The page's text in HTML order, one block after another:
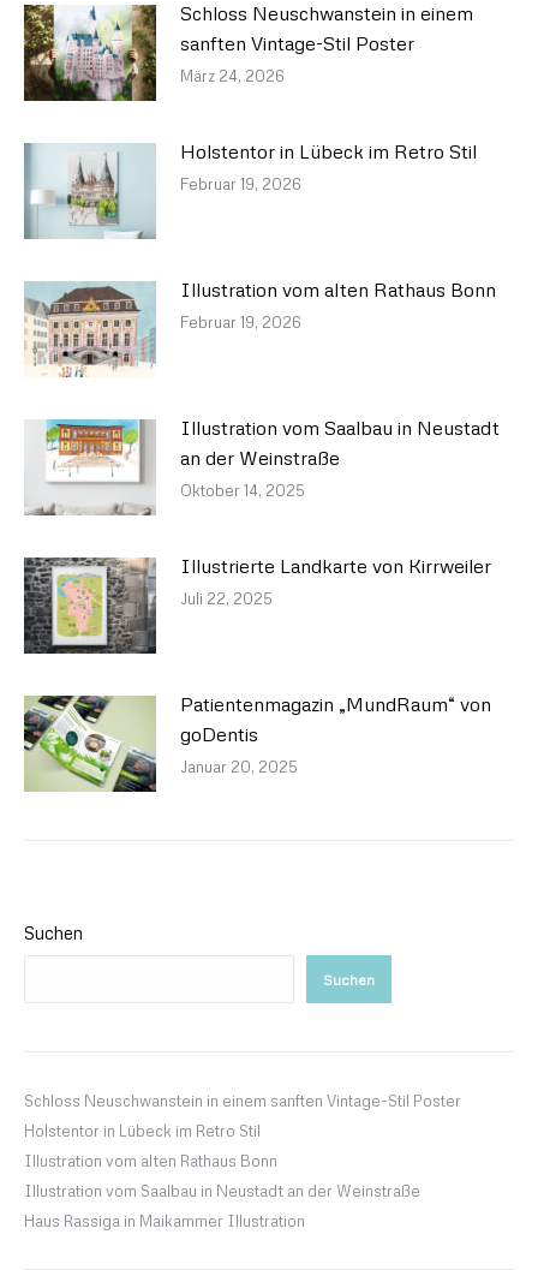
Schloss Neuschwanstein in einem
sanften Vintage-Stil Poster
März 24, 2026
Holstentor in Lübeck im Retro Stil
Februar 19, 2026
Illustration vom alten Rathaus Bonn
Februar 19, 2026
Illustration vom Saalbau in Neustadt
an der Weinstraße
Oktober 14, 2025
Illustrierte Landkarte von Kirrweiler
Juli 22, 2025
Patientenmagazin „MundRaum“ von
goDentis
Januar 20, 2025
Suchen
Suchen
Schloss Neuschwanstein in einem sanften Vintage-Stil Poster
Holstentor in Lübeck im Retro Stil
Illustration vom alten Rathaus Bonn
Illustration vom Saalbau in Neustadt an der Weinstraße
Haus Rassiga in Maikammer Illustration